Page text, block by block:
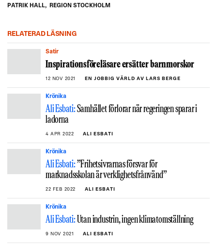
PATRIK HALL, REGION STOCKHOLM
RELATERAD LÄSNING
Satir
Inspirationsföreläsare ersätter barnmorskor
12 NOV 2021 EN JOBBIG VÄRLD AV LARS BERGE
Krönika
Ali Esbati:Samhället förlorar när regeringen sparar i
ladorna
4 APR 2022 ALI ESBATI
Krönika
Ali Esbati:”Frihetsivrarnas försvar för
marknadsskolan är verklighetsfrånvänd”
22 FEB 2022 ALI ESBATI
Krönika
Ali Esbati:Utan industrin, ingen klimatomställning
9 NOV 2021 ALI ESBATI